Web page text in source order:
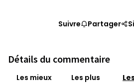
Suivre Partager
Détails du commentaire
Les mieux
Les plus